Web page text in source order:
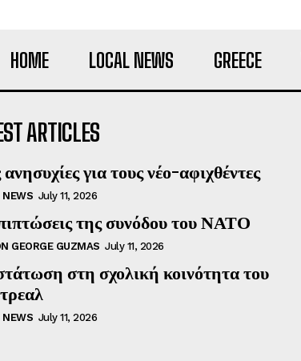
HOME LOCAL NEWS GREECE
ARTICLES
για τους νέο-αφιχθέντες
NEWS July 11, 2026
της συνόδου του ΝΑΤΟ
GEORGE GUZMAS July 11, 2026
στη σχολική κοινότητα του
NEWS July 11, 2026